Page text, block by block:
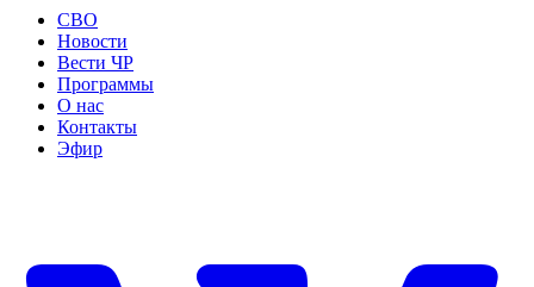
СВО
Новости
Вести ЧР
Программы
О нас
Контакты
Эфир